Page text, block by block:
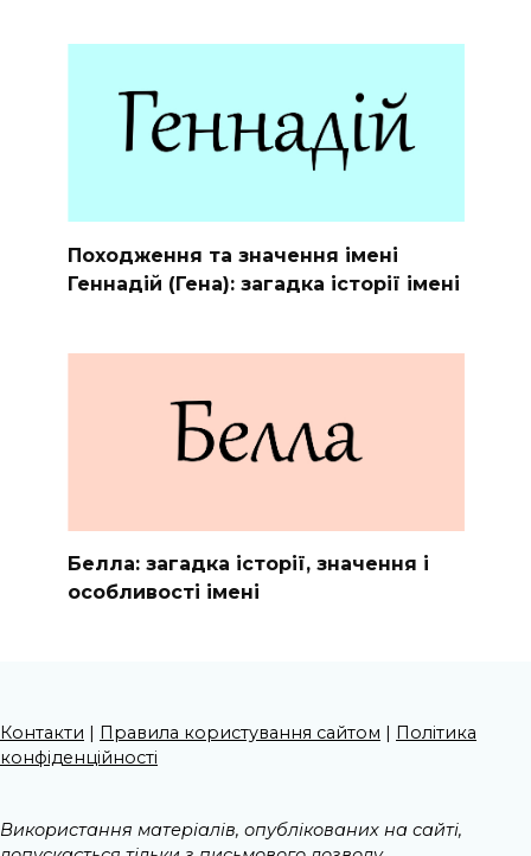
Походження та значення імені
Геннадій (Гена): загадка історії імені
Белла: загадка історії, значення і
особливості імені
Контакти | Правила користування сайтом | Політика
конфіденційності
Використання матеріалів, опублікованих на сайті,